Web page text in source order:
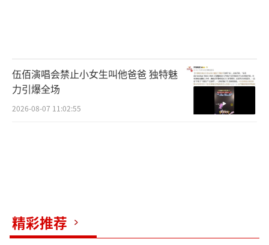
伍佰演唱会禁止小女生叫他爸爸 独特魅
力引爆全场
2026-08-07 11:02:55
精彩推荐